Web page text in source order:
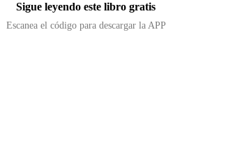
Sigue leyendo este libro gratis
Escanea el código para descargar la APP